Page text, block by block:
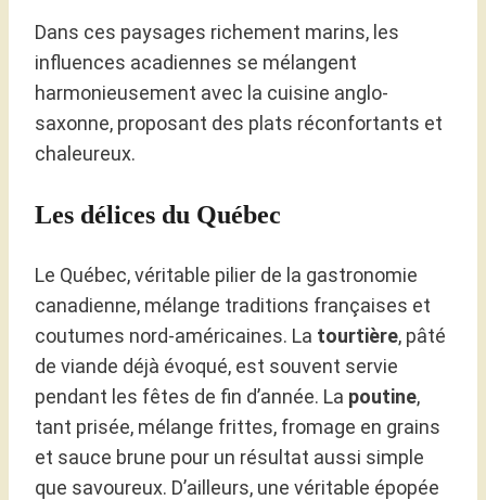
Dans ces paysages richement marins, les
influences acadiennes se mélangent
harmonieusement avec la cuisine anglo-
saxonne, proposant des plats réconfortants et
chaleureux.
Les délices du Québec
Le Québec, véritable pilier de la gastronomie
canadienne, mélange traditions françaises et
coutumes nord-américaines. La tourtière, pâté
de viande déjà évoqué, est souvent servie
pendant les fêtes de fin d’année. La poutine,
tant prisée, mélange frittes, fromage en grains
et sauce brune pour un résultat aussi simple
que savoureux. D’ailleurs, une véritable épopée